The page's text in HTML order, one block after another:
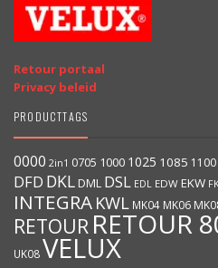
Retour portaal
Privacy beleid
PRODUCTTAGS
0000 2in1 0705 1000 1025 1085 1100
DFD DKL DML DSL EDL EDW EKW
INTEGRA KWL MK04 MK06
RETOUR RETOUR
UK08VELUX